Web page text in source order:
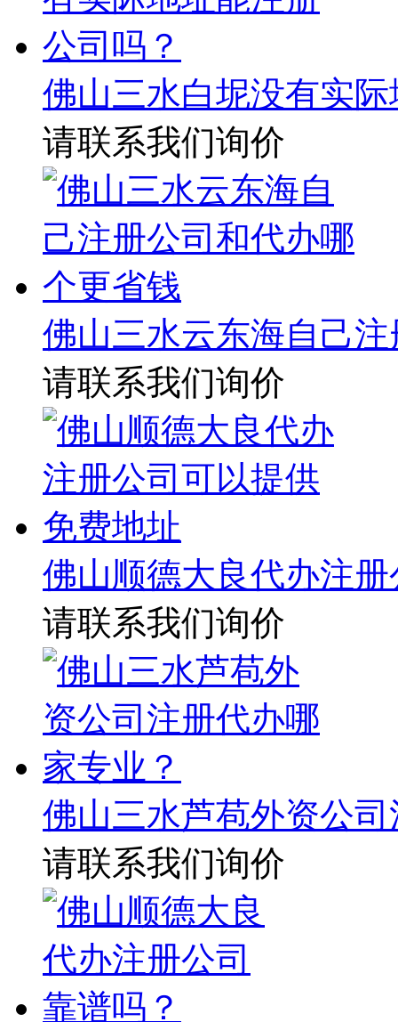
佛山三水白坭没有实
请联系我们询价
佛山三水云东海自己
请联系我们询价
佛山顺德大良代办注
请联系我们询价
佛山三水芦苞外资公
请联系我们询价